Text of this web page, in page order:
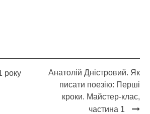
року
Анатолій Дністровий. Як
писати поезію: Перші
кроки. Майстер-клас,
частина 1